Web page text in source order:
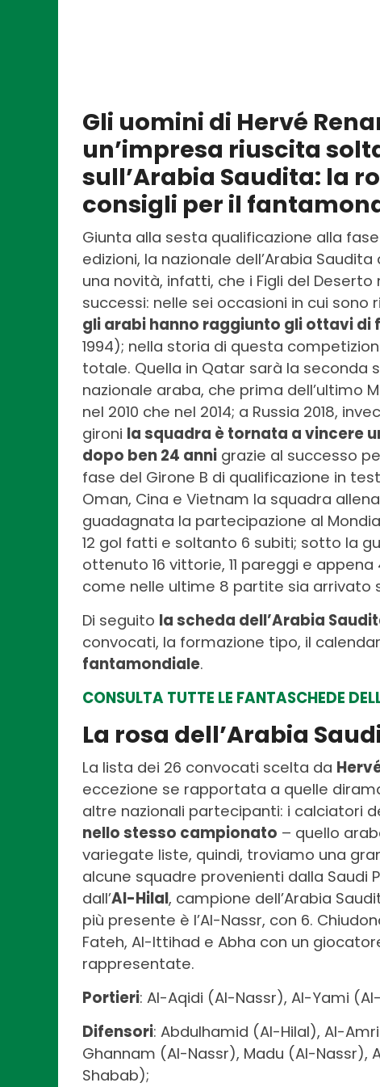
Gli uomini di Hervé
un’impresa riuscita
sull’Arabia Saudita: la
consigli per il
Giunta alla sesta qualificazione alla
edizioni, la nazionale dell’Arabia
una novità, infatti, che i Figli del
successi: nelle sei occasioni in cui
gli arabi hanno raggiunto gli ottavi di
1994); nella storia di questa
totale. Quella in Qatar sarà la seconda
nazionale araba, che prima dell’ultimo
nel 2010 che nel 2014; a Russia 2018,
gironi la squadra è tornata a vincere
dopo ben 24 anni grazie al successo
fase del Girone B di qualificazione in
Oman, Cina e Vietnam la squadra
guadagnata la partecipazione al
12 gol fatti e soltanto 6 subiti; sotto la
ottenuto 16 vittorie, 11 pareggi e
come nelle ultime 8 partite sia arrivato
Di seguito la scheda dell’Arabia
convocati, la formazione tipo, il
fantamondiale.
CONSULTA TUTTE LE FANTASCHEDE
La rosa dell’Arabia
La lista dei 26 convocati scelta da
eccezione se rapportata a quelle
altre nazionali partecipanti: i calciatori
nello stesso campionato – quello
variegate liste, quindi, troviamo una
alcune squadre provenienti dalla Saudi
dall’Al-Hilal, campione dell’Arabia
più presente è l’Al-Nassr, con 6.
Fateh, Al-Ittihad e Abha con un
rappresentate.
Portieri: Al-Aqidi (Al-Nassr), Al-Yami
Difensori: Abdulhamid (Al-Hilal), Al-
Ghannam (Al-Nassr), Madu (Al-Nassr),
Shabab);